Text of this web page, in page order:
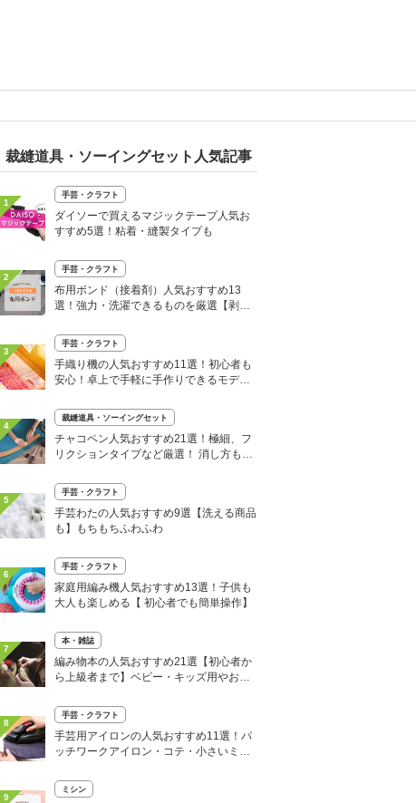
裁縫道具・ソーイングセット人気記事
1
手芸・クラフト
ダイソーで買えるマジックテープ人気お
すすめ5選！粘着・縫製タイプも
2
手芸・クラフト
布用ボンド（接着剤）人気おすすめ13
選！強力・洗濯できるものを厳選【剥が
3
手芸・クラフト
手織り機の人気おすすめ11選！初心者も
安心！卓上で手軽に手作りできるモデル
4
裁縫道具・ソーイングセット
チャコペン人気おすすめ21選！極細、フ
リクションタイプなど厳選！ 消し方も紹
5
手芸・クラフト
手芸わたの人気おすすめ9選【洗える商品
も】もちもちふわふわ
6
手芸・クラフト
家庭用編み機人気おすすめ13選！子供も
大人も楽しめる【 初心者でも簡単操作】
7
本・雑誌
編み物本の人気おすすめ21選【初心者か
ら上級者まで】ベビー・キッズ用やおし
8
手芸・クラフト
手芸用アイロンの人気おすすめ11選！パ
ッチワークアイロン・コテ・小さいミニ
9
ミシン